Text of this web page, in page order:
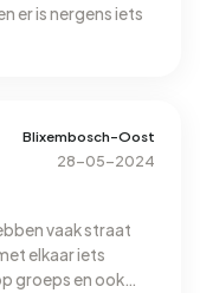
er is nergens iets
Blixembosch-Oost
28-05-2024
vaak straat
elkaar iets
groeps en ook